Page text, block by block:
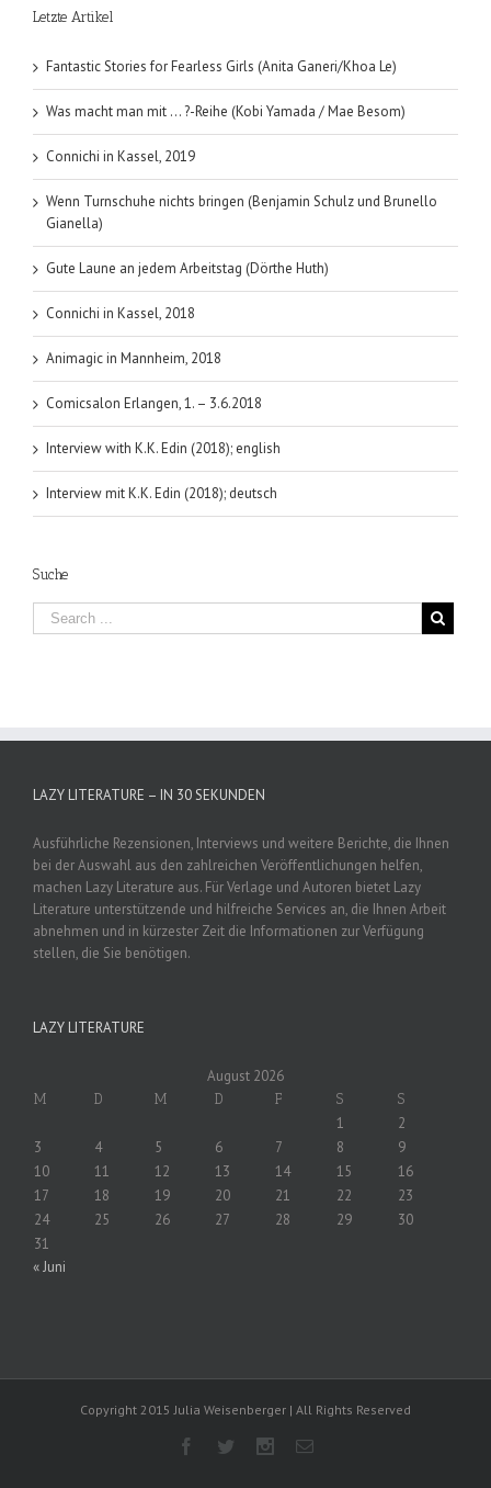
Flag
Davies)
Letzte Artikel
Fantastic Stories for Fearless Girls (Anita Ganeri/Khoa Le)
Was macht man mit … ?-Reihe (Kobi Yamada / Mae Besom)
Connichi in Kassel, 2019
Wenn Turnschuhe nichts bringen (Benjamin Schulz und Brunello
Gianella)
Gute Laune an jedem Arbeitstag (Dörthe Huth)
Connichi in Kassel, 2018
Animagic in Mannheim, 2018
Comicsalon Erlangen, 1. – 3.6.2018
Interview with K.K. Edin (2018); english
Interview mit K.K. Edin (2018); deutsch
Suche
LAZY LITERATURE – IN 30 SEKUNDEN
Ausführliche Rezensionen, Interviews und weitere Berichte, die Ihnen
bei der Auswahl aus den zahlreichen Veröffentlichungen helfen,
machen Lazy Literature aus. Für Verlage und Autoren bietet Lazy
Literature unterstützende und hilfreiche Services an, die Ihnen Arbeit
abnehmen und in kürzester Zeit die Informationen zur Verfügung
stellen, die Sie benötigen.
LAZY LITERATURE
August 2026
M D M D F S S
1
2
3
4 5 6 7 8
9
10
11 12 13 14 15
16
17
18 19 20 21 22
23
24
25 26 27 28 29
30
31
« Juni
Copyright 2015 Julia Weisenberger | All Rights Reserved